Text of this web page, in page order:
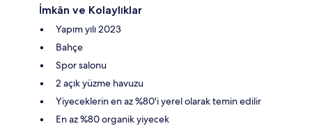
İmkân ve Kolaylıklar
Yapım yılı 2023
Bahçe
Spor salonu
2 açık yüzme havuzu
Yiyeceklerin en az %80'i yerel olarak temin edilir
En az %80 organik yiyecek